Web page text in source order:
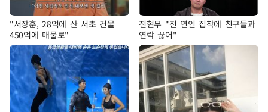
"서장훈, 28억에 산 서초 건물
450억에 매물로"
전현무 "전 연인 집착에 친구들과
연락 끊어"